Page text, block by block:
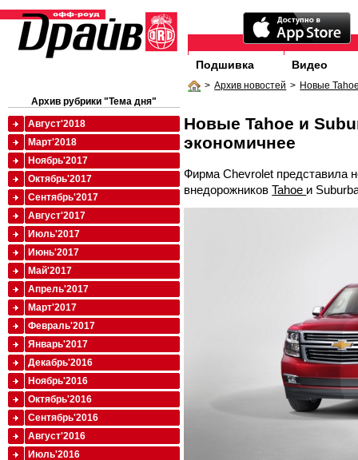
Подшивка Видео
> Архив новостей > Новые
Новые Tahoe и
экономичнее
Фирма Chevrolet представила
внедорожниковTahoe и
Архив рубрики "Тема дня"
Август'2018
Март'2018
Ноябрь'2017
Октябрь'2017
Сентябрь'2017
Август'2017
Июль'2017
Июнь'2017
Май'2017
Апрель'2017
Март'2017
Февраль'2017
Январь'2017
Декабрь'2016
Ноябрь'2016
Октябрь'2016
Сентябрь'2016
Август'2016
Июль'2016